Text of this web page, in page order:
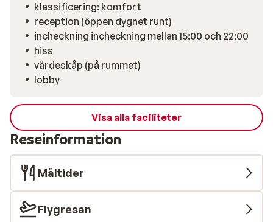
klassificering: komfort
reception (öppen dygnet runt)
incheckning incheckning mellan 15:00 och 22:00
hiss
värdeskåp (på rummet)
lobby
Visa alla faciliteter
Reseinformation
Måltider
Flygresan